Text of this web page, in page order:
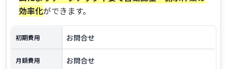
効率化ができます。
初期費用 お問合せ
月額費用 お問合せ